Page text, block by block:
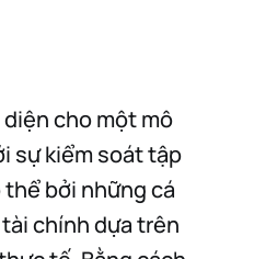
cho một mô
sự kiểm soát tập
bởi những cá
chính dựa trên